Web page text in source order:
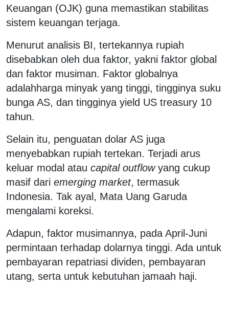
Keuangan (OJK) guna memastikan stabilitas
sistem keuangan terjaga.
Menurut analisis BI, tertekannya rupiah
disebabkan oleh dua faktor, yakni faktor global
dan faktor musiman. Faktor globalnya
adalahharga minyak yang tinggi, tingginya suku
bunga AS, dan tingginya yield US treasury 10
tahun.
Selain itu, penguatan dolar AS juga
menyebabkan rupiah tertekan. Terjadi arus
keluar modal atau capital outflowyang cukup
masif dari emerging market, termasuk
Indonesia. Tak ayal, Mata Uang Garuda
mengalami koreksi.
Adapun, faktor musimannya, pada April-Juni
permintaan terhadap dolarnya tinggi. Ada untuk
pembayaran repatriasi dividen, pembayaran
utang, serta untuk kebutuhan jamaah haji.